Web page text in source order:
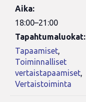
Aika:
18:00–21:00
Tapahtumaluokat:
Tapaamiset,
Toiminnalliset
vertaistapaamiset,
Vertaistoiminta